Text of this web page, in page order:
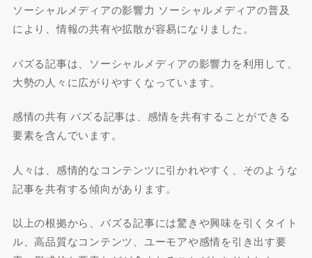
ソーシャルメディアの影響力 ソーシャルメディアの普及
により、情報の共有や拡散が容易になりました。
バズる記事は、ソーシャルメディアの影響力を利用して、
大勢の人々に広がりやすくなっています。
感情の共有 バズる記事は、感情を共有することができる
要素を含んでいます。
人々は、感情的なコンテンツに引かれやすく、そのような
記事を共有する傾向があります。
以上の根拠から、バズる記事には驚きや興味を引くタイト
ル、高品質なコンテンツ、ユーモアや感情を引き出す要